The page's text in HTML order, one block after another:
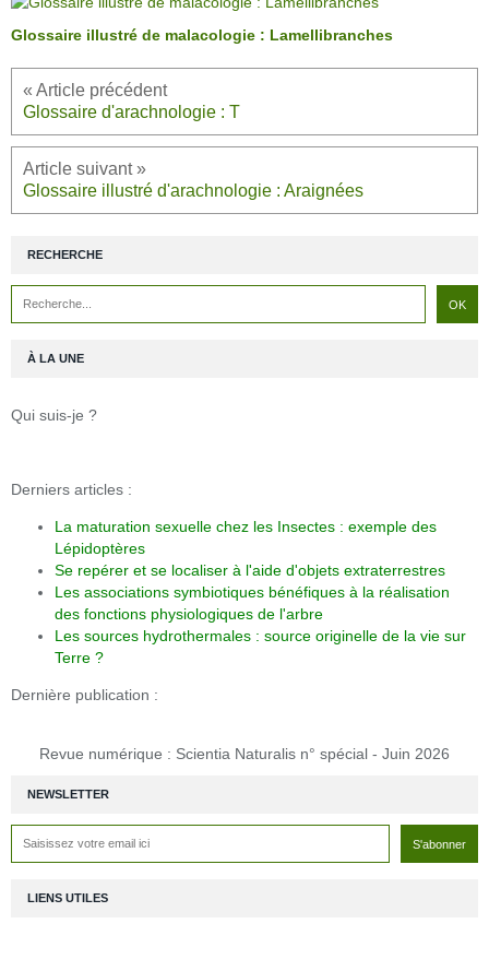
Glossaire illustré de malacologie : Lamellibranches
Glossaire d'arachnologie : T
Glossaire illustré d'arachnologie : Araignées
NEWSLETTER
RECHERCHE
À LA UNE
Qui suis-je ?
Derniers articles :
La maturation sexuelle chez les Insectes : exemple des
Lépidoptères
Se repérer et se localiser à l'aide d'objets extraterrestres
Les associations symbiotiques bénéfiques à la réalisation
des fonctions physiologiques de l'arbre
Les sources hydrothermales : source originelle de la vie sur
Terre ?
Dernière publication :
Revue numérique : Scientia Naturalis n° spécial - Juin 2026
LIENS UTILES